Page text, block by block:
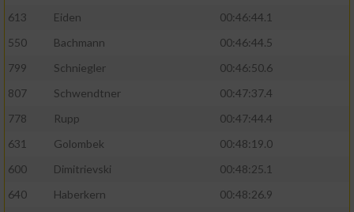
613
Eiden
00:46:44.1
550
Bachmann
00:46:44.5
799
Schniegler
00:46:50.6
807
Schwendtner
00:47:37.4
778
Rupp
00:47:44.4
631
Golombek
00:48:19.0
600
Dimitrievski
00:48:25.1
640
Haberkern
00:48:26.9